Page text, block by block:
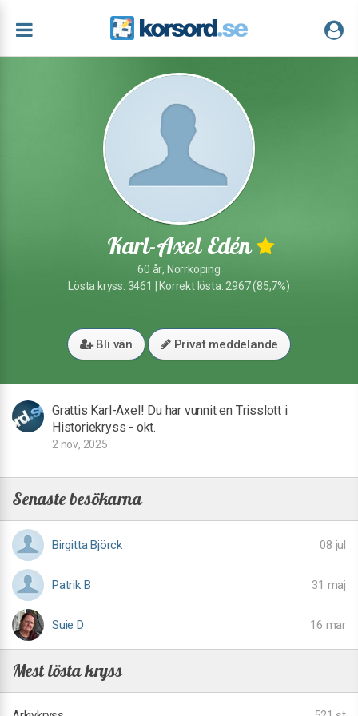
Karl-Axel Edén
60 år, Norrköping
Lösta kryss: 3461 | Korrekt lösta: 2967 (85,7%)
Bli vän Privat meddelande
Grattis Karl-Axel! Du har vunnit en Trisslott i
Historiekryss - okt.
2 nov, 2025
Senaste besökarna
Birgitta Björck 08 jul
Patrik B 31 maj
Suie D 16 mar
Mest lösta kryss